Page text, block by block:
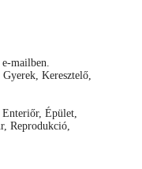
mailben.
Keresztelő,
Épület,
Reprodukció,